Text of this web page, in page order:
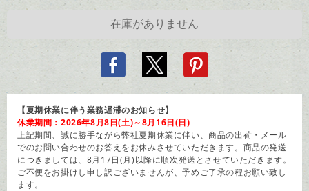
【夏期休業に伴う業務遅滞のお知らせ】
休業期間：2026年8月8日(土)～8月16日(日)
上記期間、誠に勝手ながら弊社夏期休業に伴い、商品の出荷・メール
でのお問い合わせのお答えをお休みさせていただきます。商品の発送
につきましては、8月17日(月)以降に順次発送とさせていただきます。
ご不便をお掛けし申し訳ございませんが、予めご了承の程お願い致し
ます。